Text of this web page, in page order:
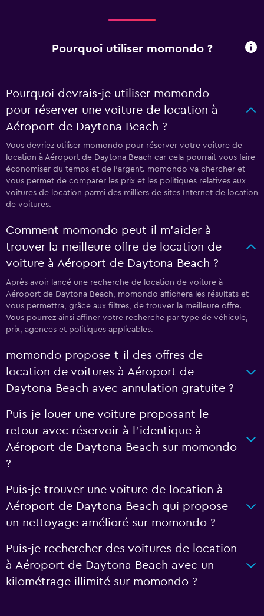
Pourquoi utiliser momondo ?
Pourquoi devrais-je utiliser momondo
pour réserver une voiture de location à
Aéroport de Daytona Beach ?
Vous devriez utiliser momondo pour réserver votre voiture de
location à Aéroport de Daytona Beach car cela pourrait vous faire
économiser du temps et de l'argent. momondo va chercher et
vous permet de comparer les prix et les politiques relatives aux
voitures de location parmi des milliers de sites Internet de location
de voitures.
Comment momondo peut-il m’aider à
trouver la meilleure offre de location de
voiture à Aéroport de Daytona Beach ?
Après avoir lancé une recherche de location de voiture à
Aéroport de Daytona Beach, momondo affichera les résultats et
vous permettra, grâce aux filtres, de trouver la meilleure offre.
Vous pourrez ainsi affiner votre recherche par type de véhicule,
prix, agences et politiques applicables.
momondo propose-t-il des offres de
location de voitures à Aéroport de
Daytona Beach avec annulation gratuite ?
Puis-je louer une voiture proposant le
retour avec réservoir à l’identique à
Aéroport de Daytona Beach sur momondo
?
Puis-je trouver une voiture de location à
Aéroport de Daytona Beach qui propose
un nettoyage amélioré sur momondo ?
Puis-je rechercher des voitures de location
à Aéroport de Daytona Beach avec un
kilométrage illimité sur momondo ?